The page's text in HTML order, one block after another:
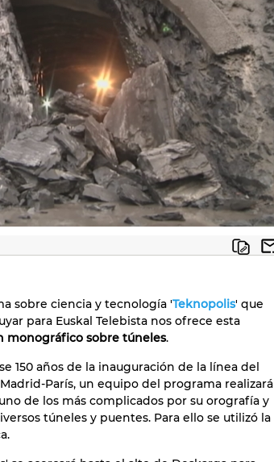
sobre ciencia y tecnología 'Teknopolis' que
para Euskal Telebista nos ofrece esta
monográfico sobre túneles.
150 años de la inauguración de la línea del
París, un equipo del programa realizará
de los más complicados por su orografía y
túneles y puentes. Para ello se utilizó la